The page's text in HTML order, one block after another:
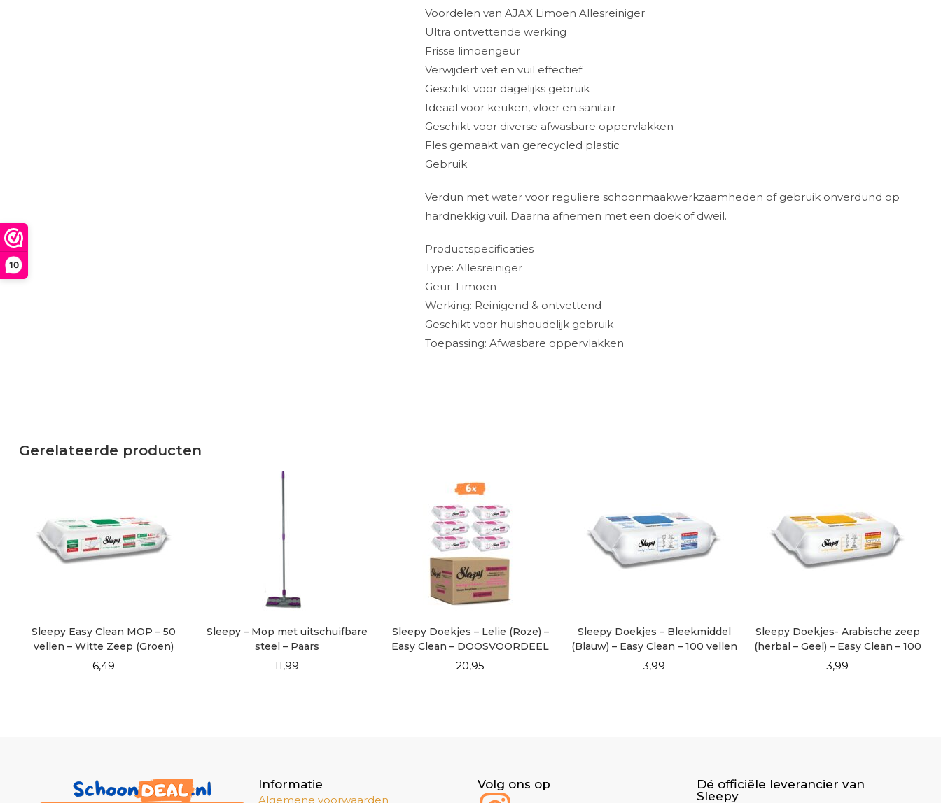
10
Voordelen van AJAX Limoen Allesreiniger
Ultra ontvettende werking
Frisse limoengeur
Verwijdert vet en vuil effectief
Geschikt voor dagelijks gebruik
Ideaal voor keuken, vloer en sanitair
Geschikt voor diverse afwasbare oppervlakken
Fles gemaakt van gerecycled plastic
Gebruik
Verdun met water voor reguliere schoonmaakwerkzaamheden of gebruik onverdund op
hardnekkig vuil. Daarna afnemen met een doek of dweil.
Productspecificaties
Type: Allesreiniger
Geur: Limoen
Werking: Reinigend & ontvettend
Geschikt voor huishoudelijk gebruik
Toepassing: Afwasbare oppervlakken
Gerelateerde producten
Sleepy Easy Clean MOP – 50
vellen – Witte Zeep (Groen)
6,49
Sleepy – Mop met uitschuifbare
steel – Paars
11,99
Sleepy Doekjes – Lelie (Roze) –
Easy Clean – DOOSVOORDEEL
6×100
20,95
Sleepy Doekjes – Bleekmiddel
(Blauw) – Easy Clean – 100 vellen
3,99
Sleepy Doekjes- Arabische zeep
(herbal – Geel) – Easy Clean – 100
vellen
3,99
Informatie
Algemene voorwaarden
Volg ons op
Dé officiële leverancier van
Sleepy